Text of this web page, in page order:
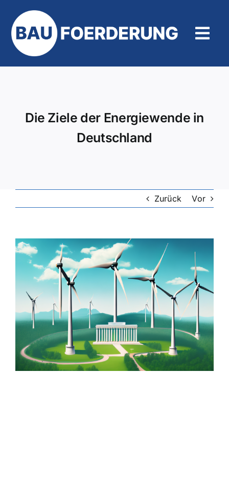
Inhalt
springen
Die Ziele der Energiewende in
Deutschland
Zurück Vor
Zeige
grösseres